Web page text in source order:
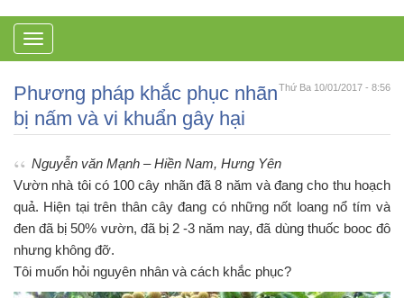
T
o
g
e
a
i
g
a
t
o
Thứ Ba 10/01/2017 - 8:56
Phương pháp khắc phục nhãn
bị nấm và vi khuẩn gây hại
Nguyễn văn Mạnh – Hiền Nam, Hưng Yên
Vườn nhà tôi có 100 cây nhãn đã 8 năm và đang cho thu hoạch
quả. Hiện tại trên thân cây đang có những nốt loang nổ tím và
đen đã bị 50% vườn, đã bị 2 -3 năm nay, đã dùng thuốc booc đô
nhưng không đỡ.
Tôi muốn hỏi nguyên nhân và cách khắc phục?